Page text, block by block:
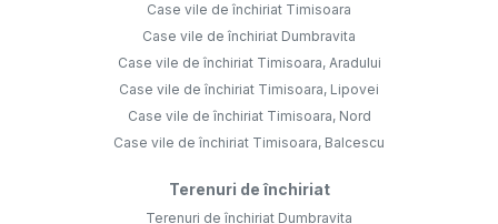
Case vile de închiriat Timisoara
Case vile de închiriat Dumbravita
Case vile de închiriat Timisoara, Aradului
Case vile de închiriat Timisoara, Lipovei
Case vile de închiriat Timisoara, Nord
Case vile de închiriat Timisoara, Balcescu
Terenuri de închiriat
Terenuri de închiriat Dumbravita